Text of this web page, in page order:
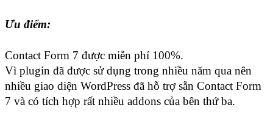
Ưu điểm:
Contact Form 7 được miễn phí 100%.
Vì plugin đã được sử dụng trong nhiều năm qua nên
nhiều giao diện WordPress đã hỗ trợ sẵn Contact Form
7 và có tích hợp rất nhiều addons của bên thứ ba.